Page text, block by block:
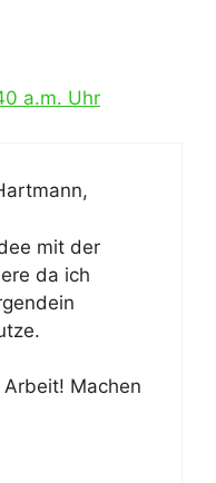
a.m. Uhr
mit der
da ich
Machen